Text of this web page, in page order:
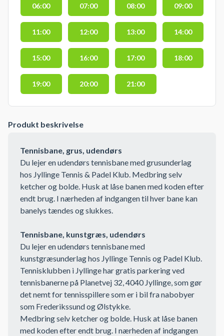
06:00 07:00 08:00 09:00
11:00 12:00 13:00 14:00
15:00 16:00 17:00 18:00
19:00 20:00 21:00
Produkt beskrivelse
Tennisbane, grus, udendørs
Du lejer en udendørs tennisbane med grusunderlag
hos Jyllinge Tennis & Padel Klub. Medbring selv
ketcher og bolde. Husk at låse banen med koden efter
endt brug. I nærheden af indgangen til hver bane kan
banelys tændes og slukkes.
Tennisbane, kunstgræs, udendørs
Du lejer en udendørs tennisbane med
kunstgræsunderlag hos Jyllinge Tennis og Padel Klub.
Tennisklubben i Jyllinge har gratis parkering ved
tennisbanerne på Planetvej 32, 4040 Jyllinge, som gør
det nemt for tennisspillere som er i bil fra nabobyer
som Frederikssund og Ølstykke.
Medbring selv ketcher og bolde. Husk at låse banen
med koden efter endt brug. I nærheden af indgangen